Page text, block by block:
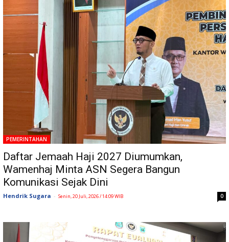
PEMERINTAHAN
Daftar Jemaah Haji 2027 Diumumkan,
Wamenhaj Minta ASN Segera Bangun
Komunikasi Sejak Dini
Hendrik Sugara - Senin, 20 Juli, 2026 / 14:09 WIB 0